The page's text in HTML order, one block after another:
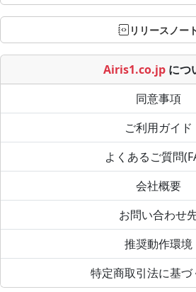
リリースノー
Airis1.co.jp につ
同意事項
ご利用ガイド
よくあるご質問
会社概要
お問い合わせ
推奨動作環境
特定商取引法に基づ